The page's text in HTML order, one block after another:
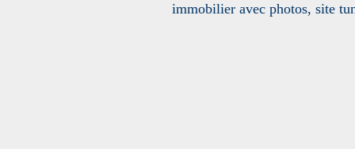
immobilier avec photos, site